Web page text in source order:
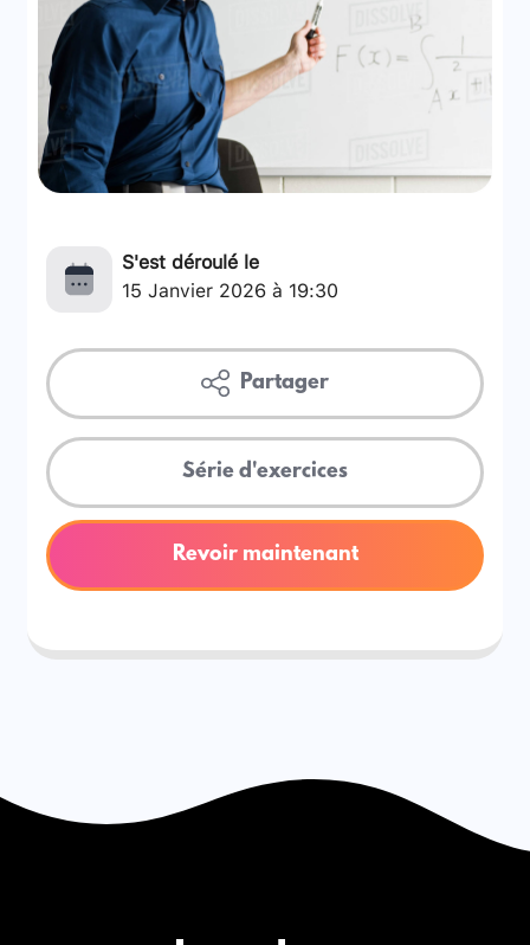
S'est déroulé le
15 Janvier 2026 à 19:30
Partager
Série d'exercices
Revoir maintenant